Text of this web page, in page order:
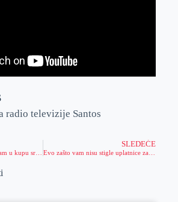
radio televizije Santos
SAS se plasirao među osam u kupu srbije
SLEDEĆE